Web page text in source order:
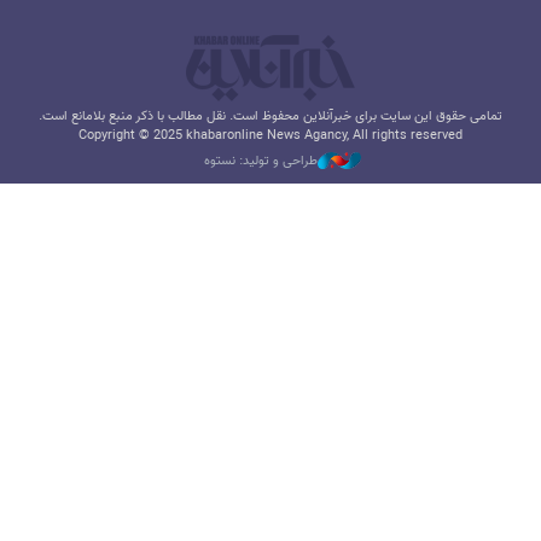
تمامی حقوق این سایت برای خبرآنلاین محفوظ است. نقل مطالب با ذکر منبع بلامانع است.
Copyright © 2025 khabaronline News Agancy, All rights reserved
طراحی و تولید: نستوه